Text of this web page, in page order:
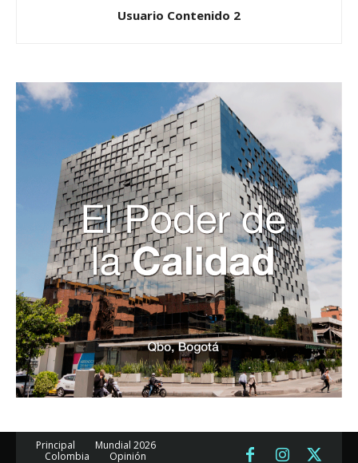
Usuario Contenido 2
Principal
Mundial 2026
Colombia
Opinión